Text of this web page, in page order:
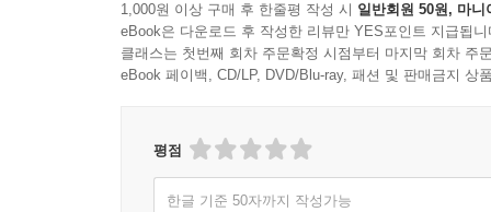
1,000원 이상 구매 후 한줄평 작성 시 일반회원 50원, 마니
eBook은 다운로드 후 작성한 리뷰만 YES포인트 지급됩니
클래스는 첫번째 회차 주문확정 시점부터 마지막 회차 주
eBook 페이백, CD/LP, DVD/Blu-ray, 패션 및 판매금지 상
평점
한글 기준 50자까지 작성가능